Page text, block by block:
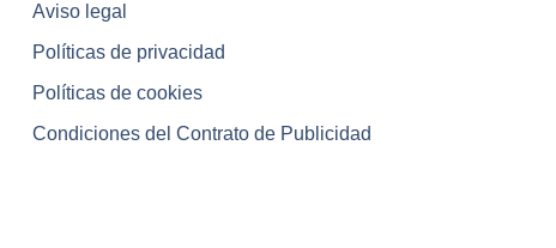
Aviso legal
Políticas de privacidad
Políticas de cookies
Condiciones del Contrato de Publicidad